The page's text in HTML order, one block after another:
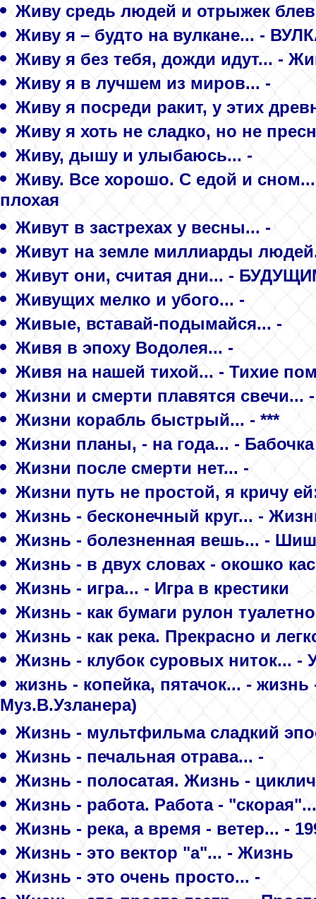
Живу средь людей и отрыжек
Живу я – будто на вулкане... -
Живу я без тебя, дожди идут... -
Живу я в лучшем из миров... -
Живу я посреди ракит, у этих
Живу я хоть не сладко, но не
Живу, дышу и улыбаюсь... -
Живу. Все хорошо. С едой и
плохая
Живут в застрехах у весны... -
Живут на земле миллиарды
Живут они, считая дни... -
Живущих мелко и убого... -
Живые, вставай-подымайся... -
Живя в эпоху Водолея... -
Живя на нашей тихой... - Тихие
Жизни и смерти плавятся свечи...
Жизни корабль быстрый... - ***
Жизни планы, - на года... - Бабочка
Жизни после смерти нет... -
Жизни путь не простой, я кричу
Жизнь - бесконечный круг... -
Жизнь - болезненная вешь... -
Жизнь - в двух словах - окошко
Жизнь - игра... - Игра в крестики
Жизнь - как бумаги рулон
Жизнь - как река. Прекрасно и
Жизнь - клубок суровых ниток... -
жизнь - копейка, пятачок... -
Муз.В.Узланера)
Жизнь - мультфильма сладкий
Жизнь - печальная отрава... -
Жизнь - полосатая. Жизнь -
Жизнь - работа. Работа -
Жизнь - река, а время - ветер... -
Жизнь - это вектор "a"... - Жизнь
Жизнь - это очень просто... -